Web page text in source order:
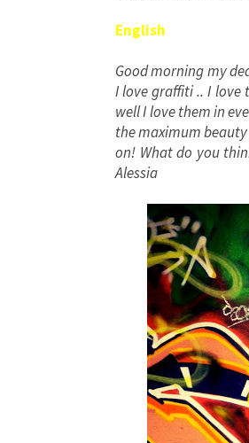
English
Good morningmy
I lovegraffiti.. I love
wellI love themin
themaximum
on! What do you
Alessia